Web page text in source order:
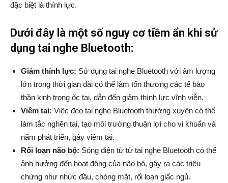
đặc biệt là thính lực.
Dưới đây là một số nguy cơ tiềm ẩn khi sử
dụng tai nghe Bluetooth:
Giảm thính lực: Sử dụng tai nghe Bluetooth với âm lượng
lớn trong thời gian dài có thể làm tổn thương các tế bào
thần kinh trong ốc tai, dẫn đến giảm thính lực vĩnh viễn.
Viêm tai: Việc đeo tai nghe Bluetooth thường xuyên có thể
làm tắc nghẽn tai, tạo môi trường thuận lợi cho vi khuẩn và
nấm phát triển, gây viêm tai.
Rối loạn não bộ: Sóng điện từ từ tai nghe Bluetooth có thể
ảnh hưởng đến hoạt động của não bộ, gây ra các triệu
chứng như nhức đầu, chóng mặt, rối loạn giấc ngủ.